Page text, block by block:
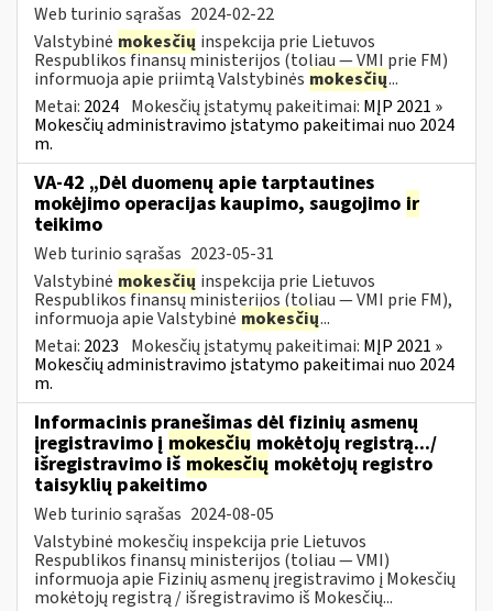
Web turinio sąrašas 2024-02-22
Valstybinė mokesčių inspekcija prie Lietuvos
Respublikos finansų ministerijos (toliau ― VMI prie FM)
informuoja apie priimtą Valstybinės mokesčių...
Metai: 2024 Mokesčių įstatymų pakeitimai: MĮP 2021 »
Mokesčių administravimo įstatymo pakeitimai nuo 2024
m.
VA-42 „Dėl duomenų apie tarptautines
mokėjimo operacijas kaupimo, saugojimo ir
teikimo
Web turinio sąrašas 2023-05-31
Valstybinė mokesčių inspekcija prie Lietuvos
Respublikos finansų ministerijos (toliau ― VMI prie FM),
informuoja apie Valstybinė mokesčių...
Metai: 2023 Mokesčių įstatymų pakeitimai: MĮP 2021 »
Mokesčių administravimo įstatymo pakeitimai nuo 2024
m.
Informacinis pranešimas dėl fizinių asmenų
įregistravimo į mokesčių mokėtojų registrą.../
išregistravimo išmokesčių mokėtojų registro
taisyklių pakeitimo
Web turinio sąrašas 2024-08-05
Valstybinė mokesčių inspekcija prie Lietuvos
Respublikos finansų ministerijos (toliau — VMI)
informuoja apie Fizinių asmenų įregistravimo į Mokesčių
mokėtojų registrą / išregistravimo iš Mokesčių...